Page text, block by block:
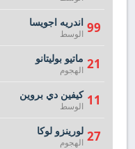
99 اندريه اجويسا
الوسط
21 ماتيو بوليتانو
الهجوم
11 كيفين دي بروين
الوسط
27 لورينزو لوكا
الهجوم